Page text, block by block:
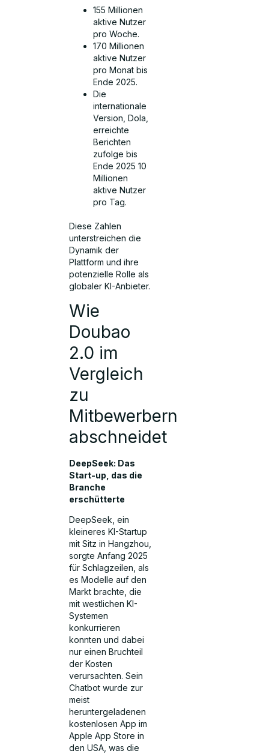
155 Millionen
aktive Nutzer
pro Woche.
170 Millionen
aktive Nutzer
pro Monat bis
Ende 2025.
Die
internationale
Version, Dola,
erreichte
Berichten
zufolge bis
Ende 2025 10
Millionen
aktive Nutzer
pro Tag.
Diese Zahlen
unterstreichen die
Dynamik der
Plattform und ihre
potenzielle Rolle als
globaler KI-Anbieter.
Wie
Doubao
2.0 im
Vergleich
zu
Mitbewerbern
abschneidet
DeepSeek: Das
Start-up, das die
Branche
erschütterte
DeepSeek, ein
kleineres KI-Startup
mit Sitz in Hangzhou,
sorgte Anfang 2025
für Schlagzeilen, als
es Modelle auf den
Markt brachte, die
mit westlichen KI-
Systemen
konkurrieren
konnten und dabei
nur einen Bruchteil
der Kosten
verursachten. Sein
Chatbot wurde zur
meist
heruntergeladenen
kostenlosen App im
Apple App Store in
den USA, was die